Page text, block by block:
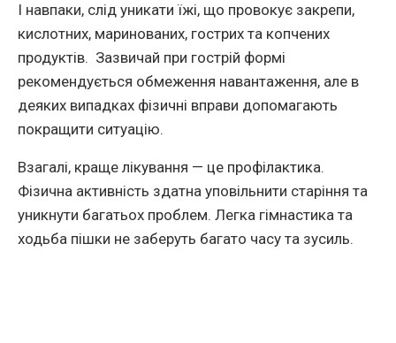
І навпаки, слід уникати їжі, що провокує закрепи,
кислотних, маринованих, гострих та копчених
продуктів. Зазвичай при гострій формі
рекомендується обмеження навантаження, але в
деяких випадках фізичні вправи допомагають
покращити ситуацію.
Взагалі, краще лікування — це профілактика.
Фізична активність здатна уповільнити старіння та
уникнути багатьох проблем. Легка гімнастика та
ходьба пішки не заберуть багато часу та зусиль.